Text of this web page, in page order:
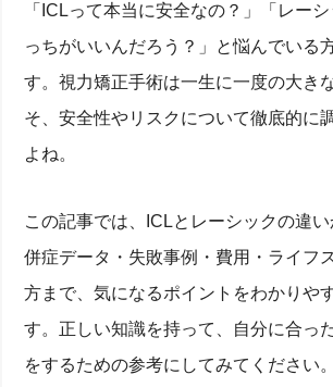
「ICLって本当に安全なの？」「レー
っちがいいんだろう？」と悩んでいる
す。視力矯正手術は一生に一度の大き
そ、安全性やリスクについて徹底的に
よね。
この記事では、ICLとレーシックの違
併症データ・失敗事例・費用・ライフ
方まで、気になるポイントをわかりや
す。正しい知識を持って、自分に合っ
をするための参考にしてみてください。